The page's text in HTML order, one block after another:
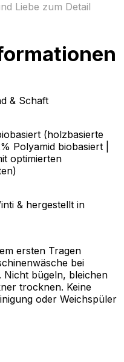
Liebe zum Detail
& Schaft
(holzbasierte
Polyamid biobasiert |
optimierten
& hergestellt in
ersten Tragen
bei
Nicht bügeln, bleichen
trocknen. Keine
oder Weichspüler